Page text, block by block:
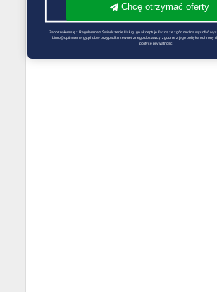
Chcę otrzymać oferty
Zapoznałem się z Regulaminem Świadczenie Usług i go akceptuję Każdą ze zgód można wycofać
biuro@optimalenergy.pl lub w przypadku zewnętrznego dostawcy, zgodnie z jego polityką ochrony
polityce prywatności